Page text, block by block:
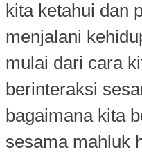
kita ketahui dan
menjalani
mulai dari cara
berinteraksi
bagaimana kita
sesama mahluk